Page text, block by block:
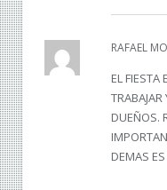
RAFAEL
EL FIESTA
DUEÑOS.
DEMAS